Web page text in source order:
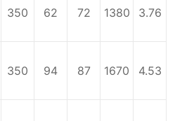
350 62 72 1380 3.76
350 94 87 1670 4.53